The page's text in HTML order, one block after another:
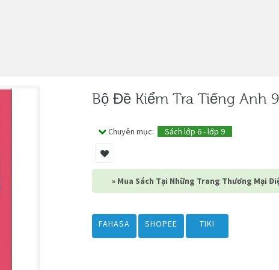
Bộ Đề Kiểm Tra Tiếng Anh
Chuyên mục: Sách lớp 6 - lớp 9
» Mua Sách Tại Những Trang Thương Mại
FAHASA SHOPEE TIKI